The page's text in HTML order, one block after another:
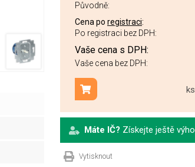
Původně:
Cena po registraci:
Po registraci bez DPH:
Vaše cena s DPH:
Vaše cena bez DPH:
ks
Přidat do košíku
Máte IČ? Získejte ještě
Vytisknout